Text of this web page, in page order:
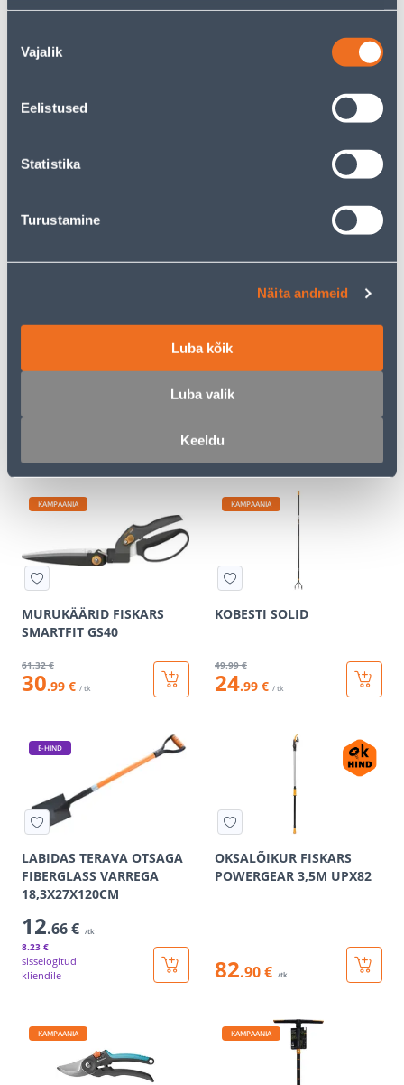
valik
Vajalik
Eelistused
Statistika
Turustamine
Näita andmeid
Luba kõik
Luba valik
Keeldu
KAMPAANIA
22.99 €
VARREGA ÕUEHARI
KÄSI PINNASETIHENDAJA
KOTT BIG-BAG
10
sisselogitud
kliendile
KAMPAANIA
MURUKÄÄRID FISKARS
SMARTFIT GS40
61.32 €
30.99 € / tk
KAMPAANIA
KOBESTI SOLID
49.99 €
24.99 € / tk
E-HIND
LABIDAS TERAVA OTSAGA
FIBERGLASS VARREGA
18,3X27X120CМ
12.66 € /tk
8.23 €
sisselogitud
kliendile
OKSALÕIKUR FISKARS
POWERGEAR 3,5M UPX82
82.90 € /tk
KAMPAANIA KAMPAANIA